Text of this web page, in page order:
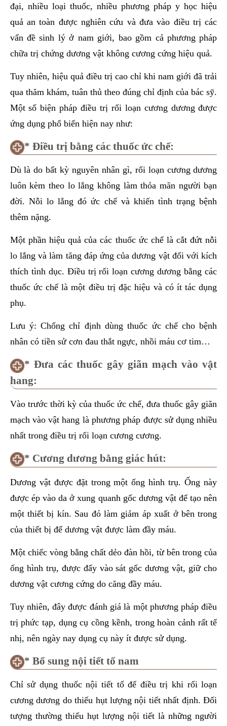
đại, nhiều loại thuốc, nhiều phương pháp y học hiệu
quả an toàn được nghiên cứu và đưa vào điều trị các
vấn đề sinh lý ở nam giới, bao gồm cả phương pháp
chữa trị chứng dương vật không cương cứng hiệu quả.
Tuy nhiên, hiệu quả điều trị cao chỉ khi nam giới đã trải
qua thăm khám, tuân thủ theo đúng chỉ định của bác sỹ.
Một số biện pháp điều trị rối loạn cương dương được
ứng dụng phổ biến hiện nay như:
* Điều trị bằng các thuốc ức chế:
Dù là do bất kỳ nguyên nhân gì, rối loạn cương dương
luôn kèm theo lo lắng không làm thỏa mãn người bạn
đời. Nỗi lo lắng đó ức chế và khiến tình trạng bệnh
thêm nặng.
Một phần hiệu quả của các thuốc ức chế là cắt đứt nỗi
lo lắng và làm tăng đáp ứng của dương vật đối với kích
thích tình dục. Điều trị rối loạn cương dương bằng các
thuốc ức chế là một điều trị đặc hiệu và có ít tác dụng
phụ.
Lưu ý: Chống chỉ định dùng thuốc ức chế cho bệnh
nhân có tiền sử cơn đau thắt ngực, nhồi máu cơ tim…
* Đưa các thuốc gây giãn mạch vào vật
hang:
Vào trước thời kỳ của thuốc ức chế, đưa thuốc gây giãn
mạch vào vật hang là phương pháp được sử dụng nhiều
nhất trong điều trị rối loạn cương cương.
* Cương dương bằng giác hút:
Dương vật được đặt trong một ống hình trụ. Ống này
được ép vào da ở xung quanh gốc dương vật để tạo nên
một thiết bị kín. Sau đó làm giảm áp xuất ở bên trong
của thiết bị để dương vật được làm đầy máu.
Một chiếc vòng bằng chất dẻo đàn hồi, từ bên trong của
ống hình trụ, được đẩy vào sát gốc dương vật, giữ cho
dương vật cương cứng do căng đầy máu.
Tuy nhiên, đây được đánh giá là một phương pháp điều
trị phức tạp, dụng cụ cồng kềnh, trong hoàn cảnh rất tế
nhị, nên ngày nay dụng cụ này ít được sử dụng.
* Bổ sung nội tiết tố nam
Chỉ sử dụng thuốc nội tiết tố để điều trị khi rối loạn
cương dương do thiếu hụt lượng nội tiết nhất định. Đối
tượng thường thiếu hụt lượng nội tiết là những người